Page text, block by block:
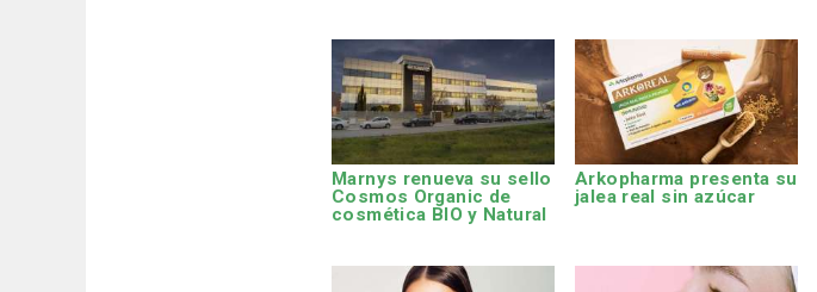
Marnys renueva su sello
Cosmos Organic de
cosmética BIO y Natural
Arkopharma presenta su
jalea real sin azúcar